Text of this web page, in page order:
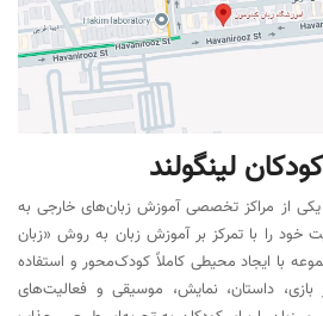
یکی از مراکز تخصصی آموزش زبان‌های خارجی به
خود را با تمرکز بر آموزش زبان به روش «زبان
با ایجاد محیطی کاملاً کودک‌محور و استفاده
داستان، نمایش، موسیقی و فعالیت‌های